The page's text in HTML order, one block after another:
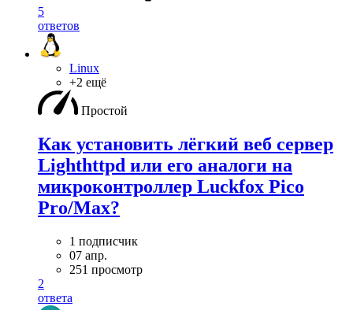
5
ответов
Linux
+2 ещё
Простой
Как установить лёгкий веб сервер
Lighthttpd или его аналоги на
микроконтроллер Luckfox Pico
Pro/Max?
1 подписчик
07 апр.
251 просмотр
2
ответа